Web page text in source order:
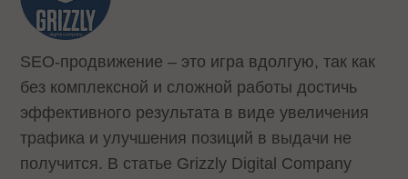
SEO-продвижение – это игра вдолгую, так как
без комплексной и сложной работы достичь
эффективного результата в виде увеличения
трафика и улучшения позиций в выдачи не
получится. В статье Grizzly Digital Company